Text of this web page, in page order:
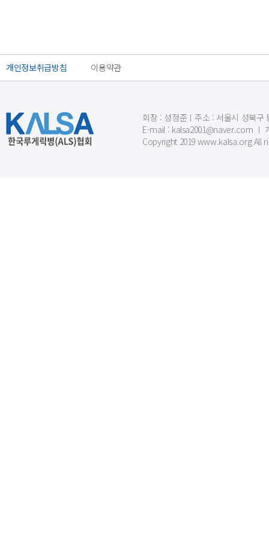
개인정보취급방침 이용약관
회장 : 성정준ㅣ주소 : 서울시 성북구
E-mail : kalsa2001@naver.com ㅣ
Copyright 2019 www.kalsa.org All